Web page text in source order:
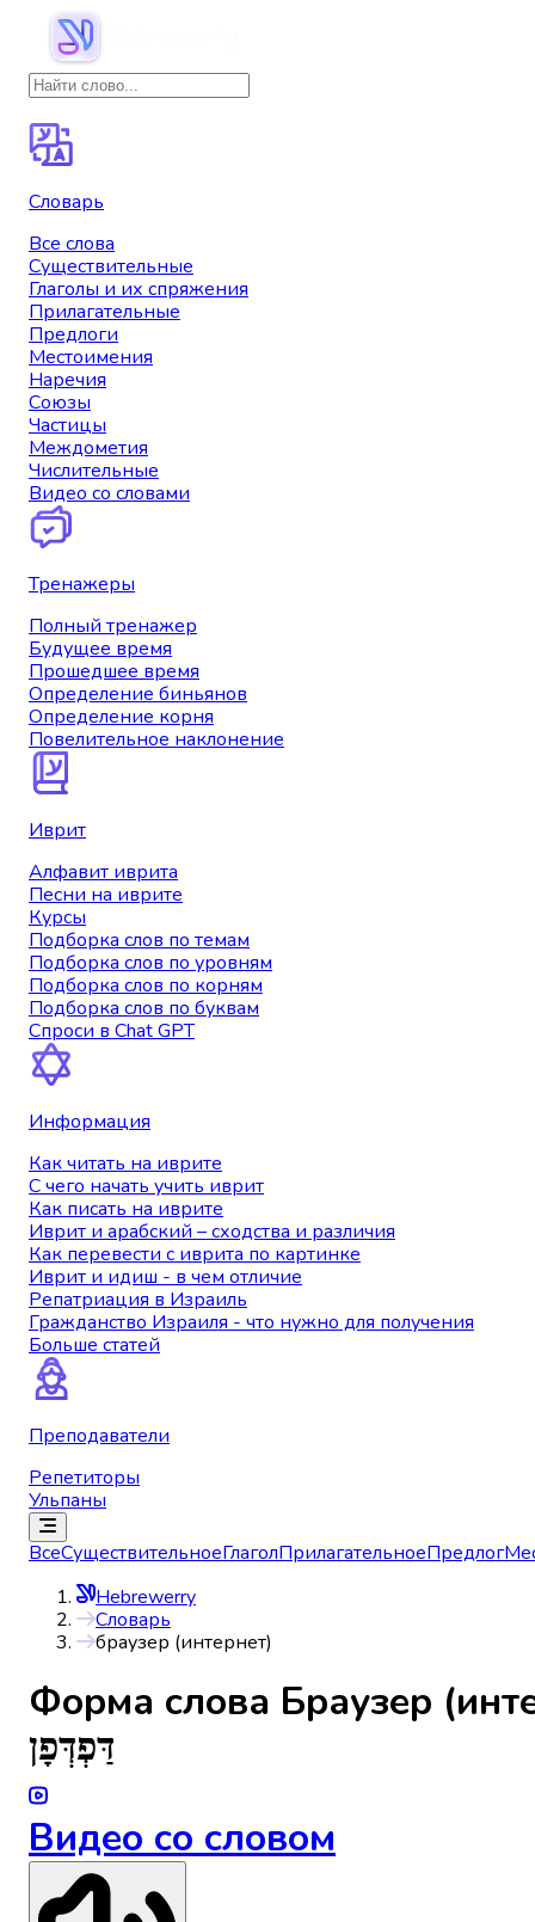
Словарь
Все слова
Существительные
Глаголы и их спряжения
Прилагательные
Предлоги
Местоимения
Наречия
Союзы
Частицы
Междометия
Числительные
Видео со словами
Тренажеры
Полный тренажер
Будущее время
Прошедшее время
Определение биньянов
Определение корня
Повелительное наклонение
Иврит
Алфавит иврита
Песни на иврите
Курсы
Подборка слов по темам
Подборка слов по уровням
Подборка слов по корням
Подборка слов по буквам
Спроси в Chat GPT
Информация
Как читать на иврите
С чего начать учить иврит
Как писать на иврите
Иврит и арабский – сходства и различия
Как перевести с иврита по картинке
Иврит и идиш - в чем отличие
Репатриация в Израиль
Гражданство Израиля - что нужно для получения
Больше статей
Преподаватели
Репетиторы
Ульпаны
ВсеСуществительноеГлаголПрилагательноеПредлог
Hebrewerry
Словарь
браузер (интернет)
Форма слова Браузер
דַּפְדְּפָן
Видео со словом